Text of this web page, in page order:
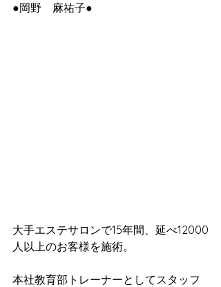
●岡野　麻祐子●
大手エステサロンで15年間、延べ12000
人以上のお客様を施術。
本社教育部トレーナーとしてスタッフ